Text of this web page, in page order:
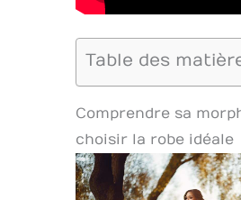
Table des
Comprendre sa
choisir la robe idéale